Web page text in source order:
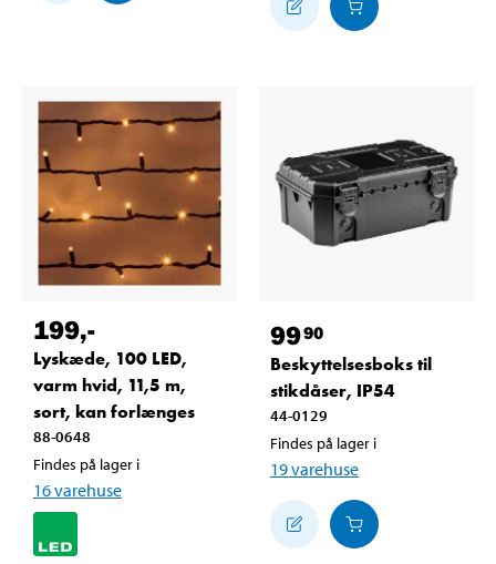
199,-
Lyskæde, 100 LED,
varm hvid, 11,5 m,
sort, kan forlænges
88-0648
Findes på lager i
16varehuse
9990
Beskyttelsesboks til
stikdåser, IP54
44-0129
Findes på lager i
19varehuse